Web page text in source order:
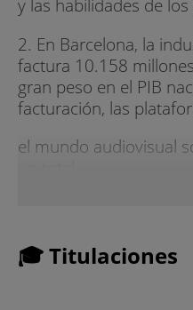
y las habilidades de
2. En Barcelona, la
factura 10.158
gran peso en el PIB
facturación, las
el mundo audiovisual
empresas que acoge
🎓 Titulaciones